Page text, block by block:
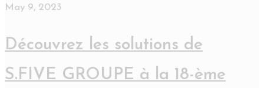
May 9, 2023
Découvrez les solutions de
S.FIVE GROUPE à la 18-ème